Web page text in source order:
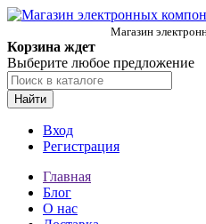
Магазин
Корзина ждет
Выберите любое предложение
Найти
Вход
Регистрация
Главная
Блог
О нас